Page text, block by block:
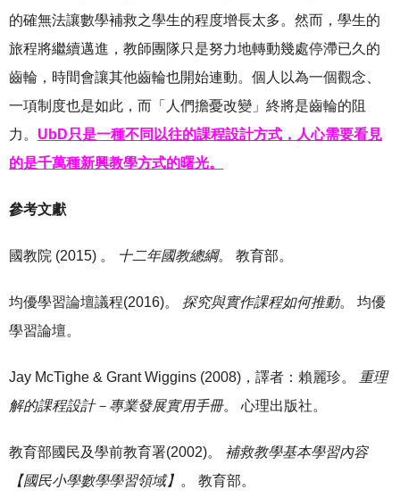
的確無法讓數學補救之學生的程度增長太多。然而，學生的
旅程將繼續邁進，教師團隊只是努力地轉動幾處停滯已久的
齒輪，時間會讓其他齒輪也開始連動。個人以為一個觀念、
一項制度也是如此，而「人們擔憂改變」終將是齒輪的阻
力。 UbD只是一種不同以往的課程設計方式，人心需要看見
的是千萬種新興教學方式的曙光。
參考文獻
國教院 (2015) 。 十二年國教總綱。 教育部。
均優學習論壇議程(2016)。 探究與實作課程如何推動。 均優
學習論壇。
Jay McTighe & Grant Wiggins (2008)，譯者：賴麗珍。
重理
解的課程設計－專業發展實用手冊。 心理出版社。
教育部國民及學前教育署(2002)。 補救教學基本學習內容
【國民小學數學學習領域】 。 教育部。